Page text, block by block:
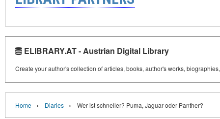
ELIBRARY.AT - Austrian Digital Library
Create your author's collection of articles, books, author's works,
Home › Diaries › Wer ist schneller? Puma, Jaguar oder Panther?